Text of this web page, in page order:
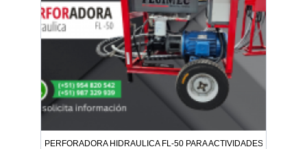
PERFORADORA HIDRAULICA FL-50 PARA ACTIVIDADES DE